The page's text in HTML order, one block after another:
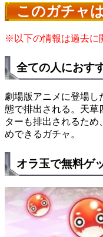
このガチャ
※以下の情報は過去に
全ての人におす
劇場版アニメに登場し
態で排出される。天草
ターも排出されるた
めできるガチャ。
オラ玉で無料ゲ